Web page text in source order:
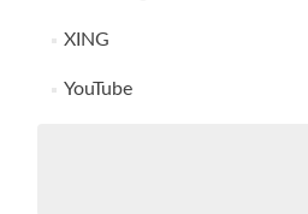
XING
YouTube